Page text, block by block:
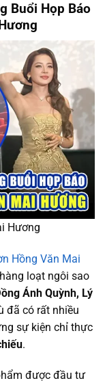
Buổi Họp Báo
Hương
Hồng Văn Mai
loạt ngôi sao
Ánh Quỳnh, Lý
đã có rất nhiều
sự kiện chỉ thực
.
được đầu tư